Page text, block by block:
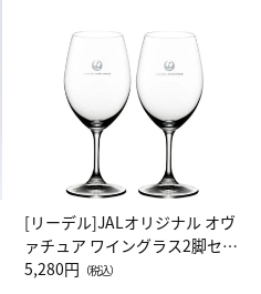
[リーデル]JALオリジナル オヴ
ァチュア ワイングラス2脚セッ
ト（レッドワイン）
5,280円 （税込）